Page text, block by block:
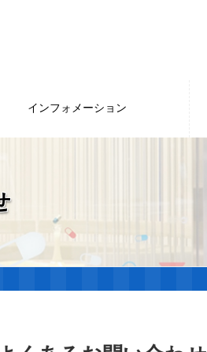
インフォメーション